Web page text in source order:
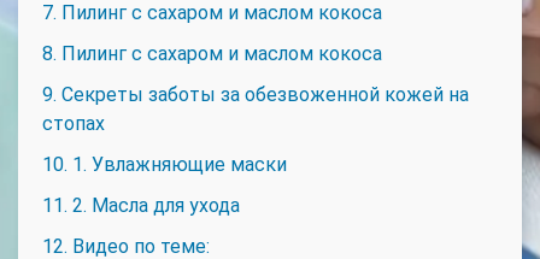
7. Пилинг с сахаром и маслом кокоса
8. Пилинг с сахаром и маслом кокоса
9. Секреты заботы за обезвоженной кожей на
стопах
10. 1. Увлажняющие маски
11. 2. Масла для ухода
12. Видео по теме: